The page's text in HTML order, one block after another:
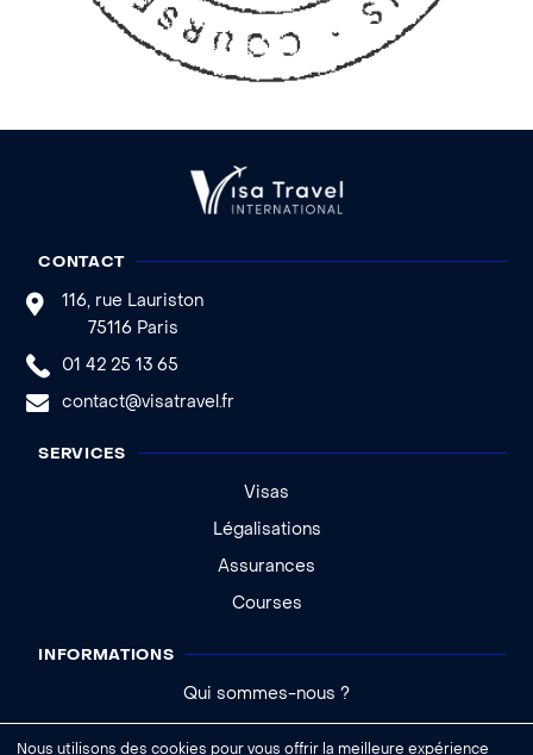
CONTACT
116, rue Lauriston
75116 Paris
01 42 25 13 65
contact@visatravel.fr
SERVICES
Visas
Légalisations
Assurances
Courses
INFORMATIONS
Qui sommes-nous ?
Nous utilisons des cookies pour vous offrir la meilleure expérience